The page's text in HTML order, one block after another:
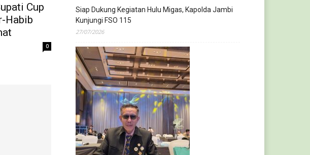
Cup
Habib
0
Siap Dukung Kegiatan Hulu Migas, Kapolda Jambi
Kunjungi FSO 115
27/07/2026